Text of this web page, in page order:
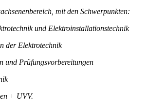
mit den Schwerpunkten:
und Elektroinstallationstechnik
der Elektrotechnik
und Prüfungsvorbereitungen
+ UVV.